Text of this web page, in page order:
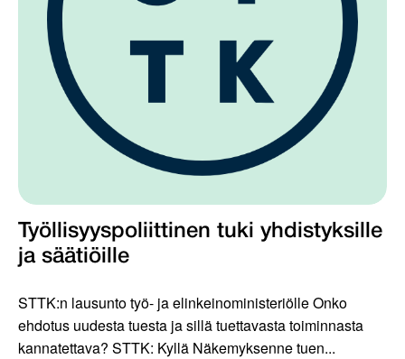
Työllisyyspoliittinen tuki yhdistyksille
ja säätiöille
STTK:n lausunto työ- ja elinkeinoministeriölle Onko
ehdotus uudesta tuesta ja sillä tuettavasta toiminnasta
kannatettava? STTK: Kyllä Näkemyksenne tuen...